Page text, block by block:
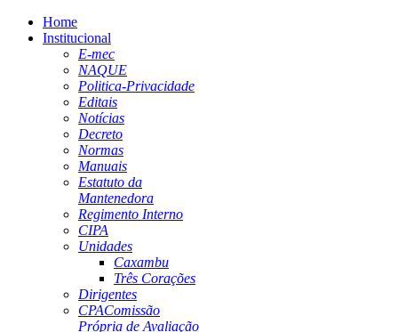
Home
Institucional
E-mec
NAQUE
Politica-Privacidade
Editais
Notícias
Decreto
Normas
Manuais
Estatuto da
Mantenedora
Regimento Interno
CIPA
Unidades
Caxambu
Três Corações
Dirigentes
CPAComissão
Própria de Avaliação